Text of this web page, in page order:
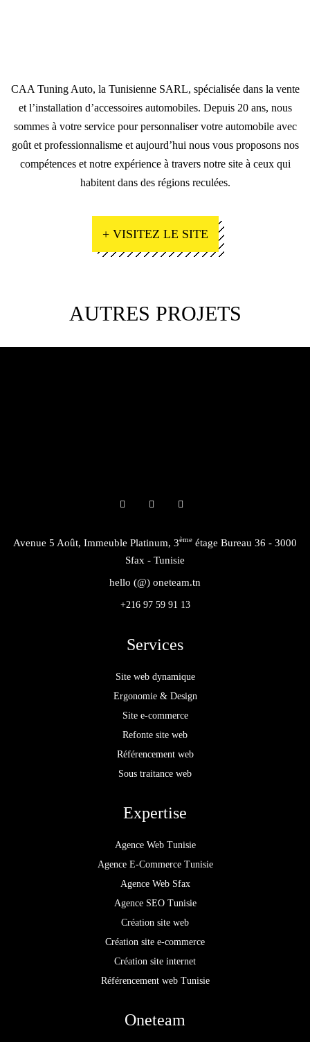
CAA Tuning Auto, la Tunisienne SARL, spécialisée dans la vente
et l’installation d’accessoires automobiles. Depuis 20 ans, nous
sommes à votre service pour personnaliser votre automobile avec
goût et professionnalisme et aujourd’hui nous vous proposons nos
compétences et notre expérience à travers notre site à ceux qui
habitent dans des régions reculées.
+ VISITEZ LE SITE
AUTRES PROJETS
Avenue 5 Août, Immeuble Platinum, 3ème étage Bureau 36 - 3000
Sfax - Tunisie
hello (@) oneteam.tn
+216 97 59 91 13
Services
Site web dynamique
Ergonomie & Design
Site e-commerce
Refonte site web
Référencement web
Sous traitance web
Expertise
Agence Web Tunisie
Agence E-Commerce Tunisie
Agence Web Sfax
Agence SEO Tunisie
Création site web
Création site e-commerce
Création site internet
Référencement web Tunisie
Oneteam